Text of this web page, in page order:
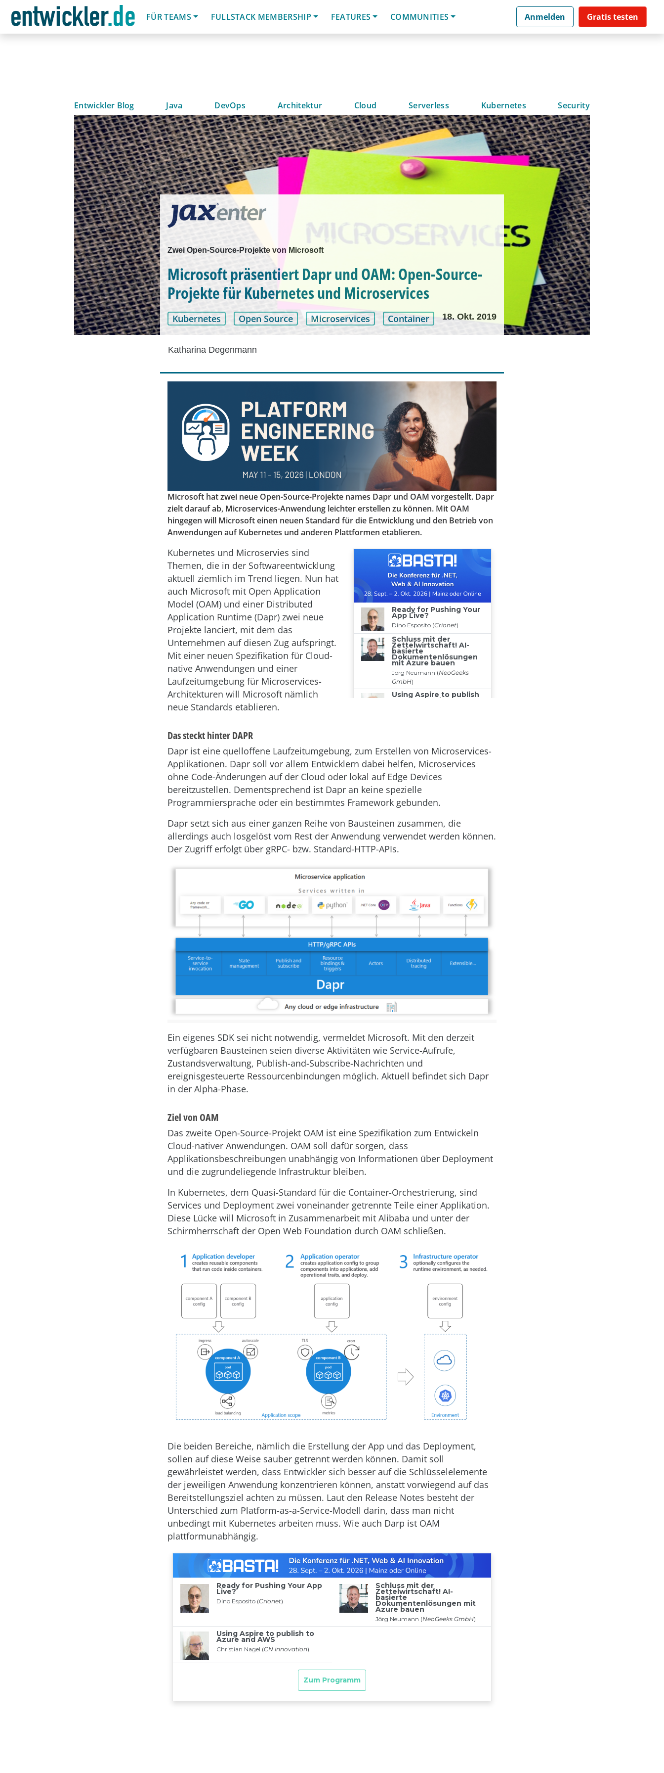
FÜR TEAMS
FULLSTACK MEMBERSHIP FEATURES COMMUNITIES Anmelden Gratis testen
Entwickler Blog Java DevOps Architektur Cloud Serverless Kubernetes Security
Zwei Open-Source-Projekte von Microsoft
Microsoft präsentiert Dapr und OAM: Open-Source-
Projekte für Kubernetes und Microservices
Kubernetes Open Source Microservices Container 18. Okt. 2019
Katharina Degenmann
Microsoft hat zwei neue Open-Source-Projekte names Dapr und OAM vorgestellt. Dapr
zielt darauf ab, Microservices-Anwendung leichter erstellen zu können. Mit OAM
hingegen will Microsoft einen neuen Standard für die Entwicklung und den Betrieb von
Anwendungen auf Kubernetes und anderen Plattformen etablieren.
Kubernetes und Microservies sind
Themen, die in der Softwareentwicklung
aktuell ziemlich im Trend liegen. Nun hat
auch Microsoft mit Open Application
Model (OAM) und einer Distributed
Application Runtime (Dapr) zwei neue
Projekte lanciert, mit dem das
Unternehmen auf diesen Zug aufspringt.
Mit einer neuen Spezifikation für Cloud-
native Anwendungen und einer
Laufzeitumgebung für Microservices-
Architekturen will Microsoft nämlich
neue Standards etablieren.
Das steckt hinter DAPR
Dapr ist eine quelloffene Laufzeitumgebung, zum Erstellen von Microservices-
Applikationen. Dapr soll vor allem Entwicklern dabei helfen, Microservices
ohne Code-Änderungen auf der Cloud oder lokal auf Edge Devices
bereitzustellen. Dementsprechend ist Dapr an keine spezielle
Programmiersprache oder ein bestimmtes Framework gebunden.
Dapr setzt sich aus einer ganzen Reihe von Bausteinen zusammen, die
allerdings auch losgelöst vom Rest der Anwendung verwendet werden können.
Der Zugriff erfolgt über gRPC- bzw. Standard-HTTP-APIs.
Ein eigenes SDK sei nicht notwendig, vermeldet Microsoft. Mit den derzeit
verfügbaren Bausteinen seien diverse Aktivitäten wie Service-Aufrufe,
Zustandsverwaltung, Publish-and-Subscribe-Nachrichten und
ereignisgesteuerte Ressourcenbindungen möglich. Aktuell befindet sich Dapr
in der Alpha-Phase.
Ziel von OAM
Das zweite Open-Source-Projekt OAM ist eine Spezifikation zum Entwickeln
Cloud-nativer Anwendungen. OAM soll dafür sorgen, dass
Applikationsbeschreibungen unabhängig von Informationen über Deployment
und die zugrundeliegende Infrastruktur bleiben.
In Kubernetes, dem Quasi-Standard für die Container-Orchestrierung, sind
Services und Deployment zwei voneinander getrennte Teile einer Applikation.
Diese Lücke will Microsoft in Zusammenarbeit mit Alibaba und unter der
Schirmherrschaft der Open Web Foundation durch OAM schließen.
Die beiden Bereiche, nämlich die Erstellung der App und das Deployment,
sollen auf diese Weise sauber getrennt werden können. Damit soll
gewährleistet werden, dass Entwickler sich besser auf die Schlüsselelemente
der jeweiligen Anwendung konzentrieren können, anstatt vorwiegend auf das
Bereitstellungsziel achten zu müssen. Laut den Release Notes besteht der
Unterschied zum Platform-as-a-Service-Modell darin, dass man nicht
unbedingt mit Kubernetes arbeiten muss. Wie auch Darp ist OAM
plattformunabhängig.